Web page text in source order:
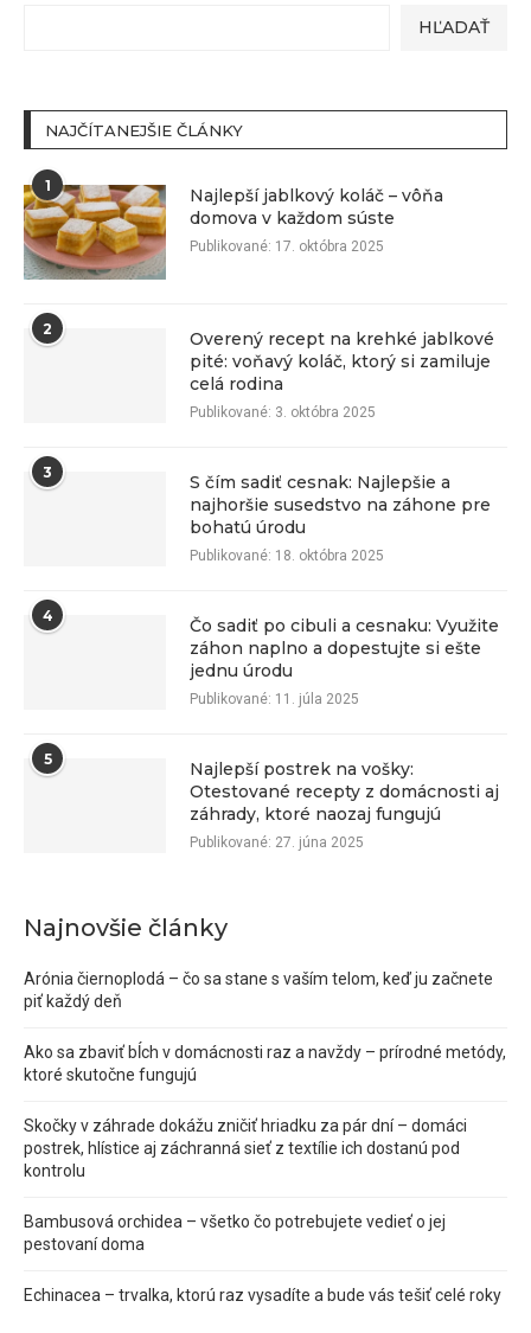
HĽADAŤ
NAJČÍTANEJŠIE ČLÁNKY
1
Najlepší jablkový koláč – vôňa
domova v každom súste
Publikované: 17. októbra 2025
2
Overený recept na krehké jablkové
pité: voňavý koláč, ktorý si zamiluje
celá rodina
Publikované: 3. októbra 2025
3
S čím sadiť cesnak: Najlepšie a
najhoršie susedstvo na záhone pre
bohatú úrodu
Publikované: 18. októbra 2025
4
Čo sadiť po cibuli a cesnaku: Využite
záhon naplno a dopestujte si ešte
jednu úrodu
Publikované: 11. júla 2025
5
Najlepší postrek na vošky:
Otestované recepty z domácnosti aj
záhrady, ktoré naozaj fungujú
Publikované: 27. júna 2025
Najnovšie články
Arónia čiernoplodá – čo sa stane s vaším telom, keď ju začnete
piť každý deň
Ako sa zbaviť bĺch v domácnosti raz a navždy – prírodné metódy,
ktoré skutočne fungujú
Skočky v záhrade dokážu zničiť hriadku za pár dní – domáci
postrek, hlístice aj záchranná sieť z textílie ich dostanú pod
kontrolu
Bambusová orchidea – všetko čo potrebujete vedieť o jej
pestovaní doma
Echinacea – trvalka, ktorú raz vysadíte a bude vás tešiť celé roky